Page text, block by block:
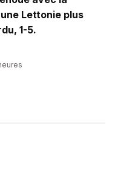
Lettonie plus
1-5.